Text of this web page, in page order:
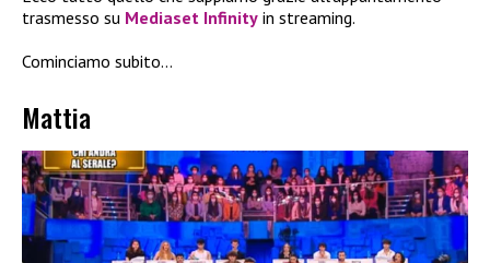
trasmesso su Mediaset Infinity in streaming.
Cominciamo subito…
Mattia